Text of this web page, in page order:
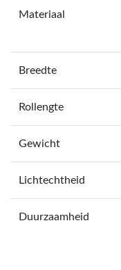
Materiaal
Breedte
Rollengte
Gewicht
Lichtechtheid
Duurzaamheid